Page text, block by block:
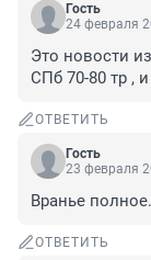
Гость
24 февраля
Это новости
СПб 70-80 тр ,
ОТВЕТИТЬ
Гость
23 февраля
Вранье
ОТВЕТИТЬ